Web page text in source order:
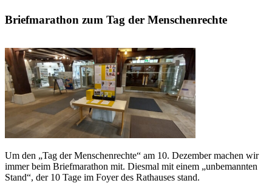
Briefmarathon zum Tag der Menschenrechte
Um den „Tag der Menschenrechte“ am 10. Dezember machen wir
immer beim Briefmarathon mit. Diesmal mit einem „unbemannten
Stand“, der 10 Tage im Foyer des Rathauses stand.